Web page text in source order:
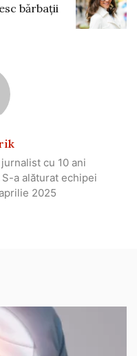
bărbații
cu 10 ani
a alăturat echipei
2025